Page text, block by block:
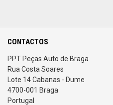
CONTACTOS
PPT Peças Auto de Braga
Rua Costa Soares
Lote 14 Cabanas - Dume
4700-001 Braga
Portugal